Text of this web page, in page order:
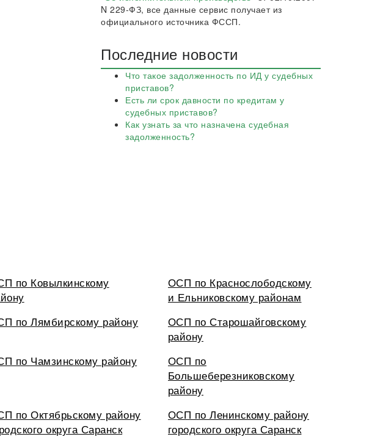
N 229-ФЗ, все данные сервис получает из
официального источника ФССП.
Последние новости
Что такое задолженность по ИД у судебных
приставов?
Есть ли срок давности по кредитам у
судебных приставов?
Как узнать за что назначена судебная
задолженность?
по Ковылкинскому
ОСП по Краснослободскому
и Ельниковскому районам
по Лямбирскому району
ОСП по Старошайговскому
району
по Чамзинскому району
ОСП по
Большеберезниковскому
району
по Октябрьскому району
округа Саранск
ОСП по Ленинскому району
городского округа Саранск